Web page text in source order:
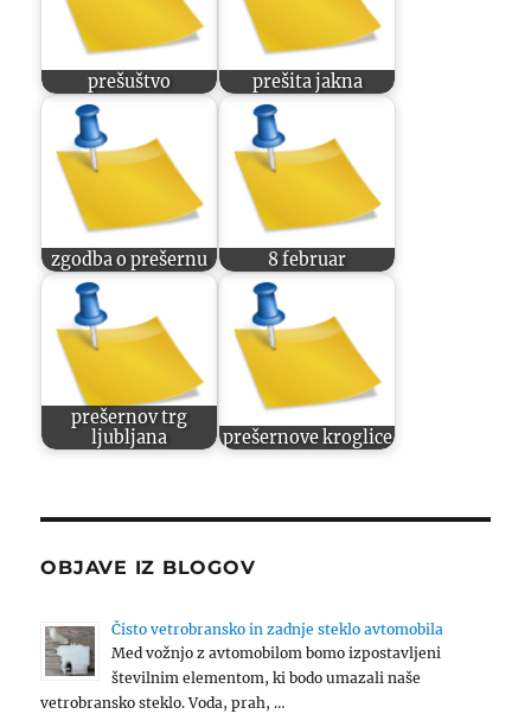
prešuštvo prešita jakna
zgodba o prešernu 8 februar
prešernov trg
ljubljana
prešernove kroglice
OBJAVE IZ BLOGOV
Čisto vetrobransko in zadnje steklo avtomobila
Med vožnjo z avtomobilom bomo izpostavljeni
številnim elementom, ki bodo umazali naše
vetrobransko steklo. Voda, prah, …